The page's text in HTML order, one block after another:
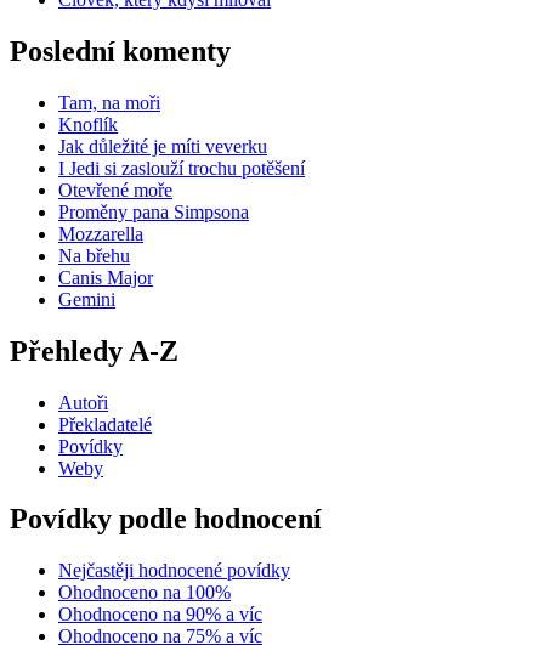
Poslední komenty
Tam, na moři
Knoflík
Jak důležité je míti veverku
I Jedi si zaslouží trochu potěšení
Otevřené moře
Proměny pana Simpsona
Mozzarella
Na břehu
Canis Major
Gemini
Přehledy A-Z
Autoři
Překladatelé
Povídky
Weby
Povídky podle hodnocení
Nejčastěji hodnocené povídky
Ohodnoceno na 100%
Ohodnoceno na 90% a víc
Ohodnoceno na 75% a víc